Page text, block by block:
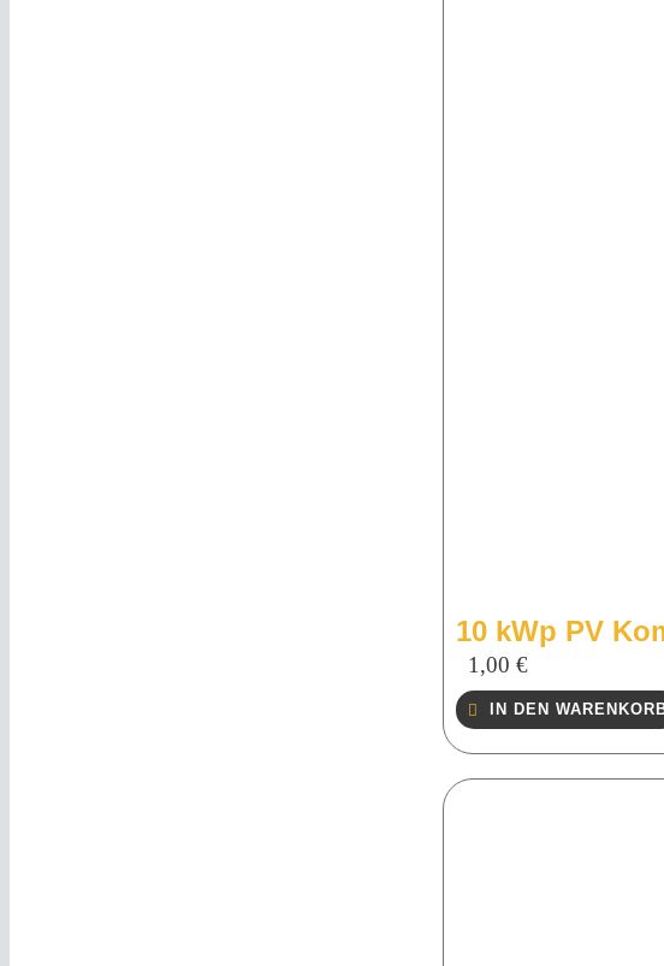
10 kWp PV
1,00 €
IN DEN